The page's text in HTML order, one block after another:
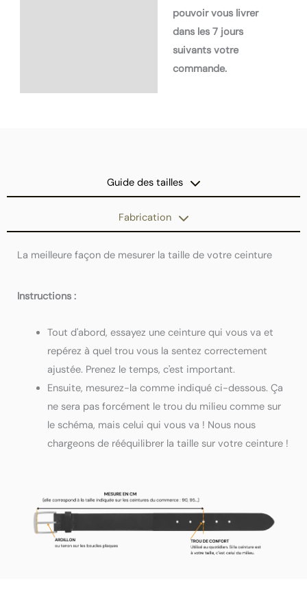
pouvoir vous livrer
dans les 7 jours
suivants votre
commande.
Guide des tailles
Fabrication
La meilleure façon de mesurer la taille de votre ceinture
Instructions :
Tout d'abord, essayez une ceinture qui vous va et
repérez à quel trou vous la sentez correctement
ajustée. Prenez le temps, c'est important.
Ensuite, mesurez-la comme indiqué ci-dessous. Ça
ne sera pas forcément le trou du milieu comme sur
le schéma, mais celui qui vous va ! Nous nous
chargeons de rééquilibrer la taille sur votre ceinture !